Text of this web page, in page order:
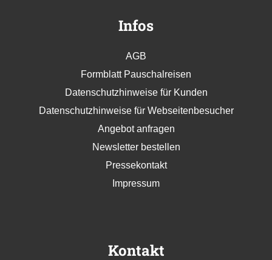
Infos
AGB
Formblatt Pauschalreisen
Datenschutzhinweise für Kunden
Datenschutzhinweise für Webseitenbesucher
Angebot anfragen
Newsletter bestellen
Pressekontakt
Impressum
Kontakt